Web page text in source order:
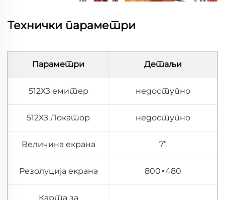
Технички параметри
Параметри Детаљи
512ХЗ емитер недоступно
512ХЗ Локатор недоступно
Величина екрана 7”
Резолуција екрана 800×480
Карта за